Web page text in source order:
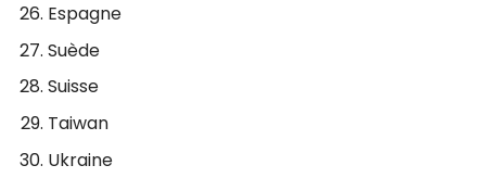
Espagne
Suède
Suisse
Taiwan
Ukraine